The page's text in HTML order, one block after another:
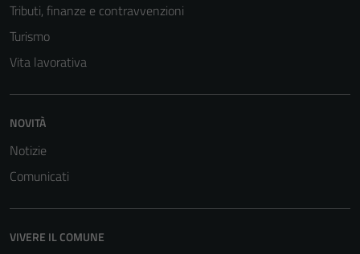
Tributi, finanze e contravvenzioni
Turismo
Vita lavorativa
NOVITÀ
Notizie
Comunicati
VIVERE IL COMUNE
del sito e non